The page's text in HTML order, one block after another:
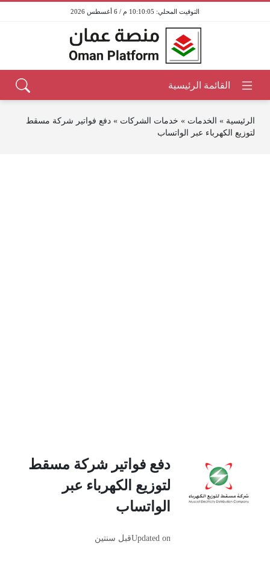
10:10:05 م / 6 أغسطس 2026
الرئيسية » الخدمات » خدمات الشركات » دفع فواتير شركة مسقط
لتوزيع الكهرباء عبر الواتساب
دفع فواتير شركة مسقط
لتوزيع الكهرباء عبر
الواتساب
Updated onقبل سنتين